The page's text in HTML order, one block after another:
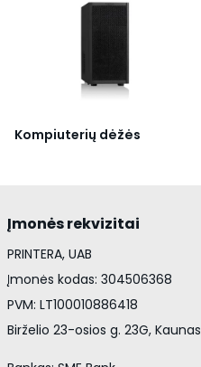
Kompiuterių dėžės
Įmonės rekvizitai
PRINTERA, UAB
Įmonės kodas: 304506368
PVM: LT100010886418
Birželio 23-osios g. 23G, Kaunas